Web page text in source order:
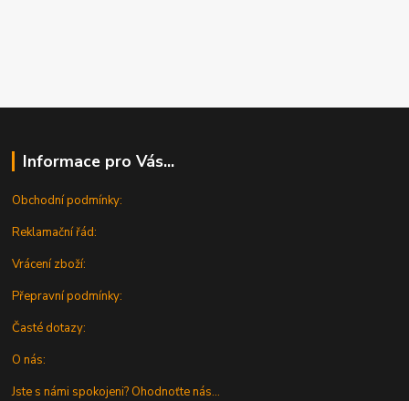
Informace pro Vás...
Obchodní podmínky:
Reklamační řád:
Vrácení zboží:
Přepravní podmínky:
Časté dotazy:
O nás:
Jste s námi spokojeni? Ohodnoťte nás...